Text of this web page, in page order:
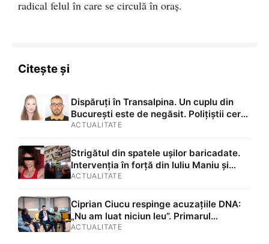
radical felul în care se circulă în oraș.
Citește și
Dispăruți în Transalpina. Un cuplu din
București este de negăsit. Polițiștii cer
ajutorul
ACTUALITATE
Strigătul din spatele ușilor baricadate.
Intervenția în forță din Iuliu Maniu și
realitatea dură a depresiei în România
ACTUALITATE
Ciprian Ciucu respinge acuzațiile DNA:
„Nu am luat niciun leu”. Primarul
Capitalei susține că persoane din
ACTUALITATE